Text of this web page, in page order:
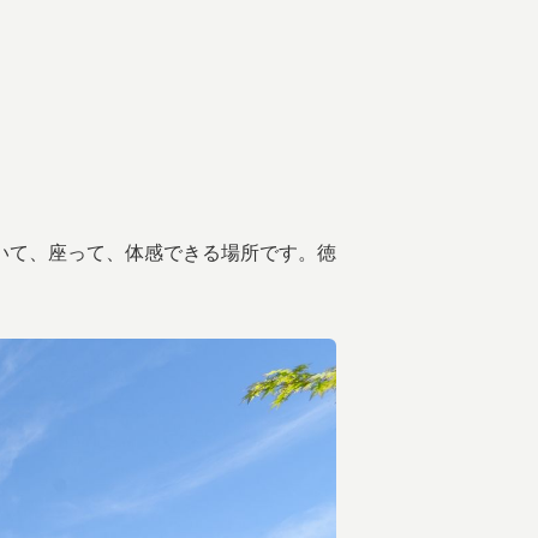
、座って、体感できる場所です。徳